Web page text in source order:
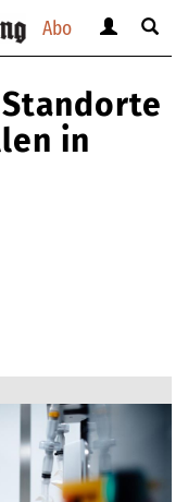
Abo
anzeigen
verbergen
Suche
in